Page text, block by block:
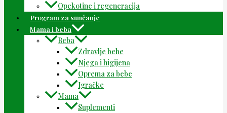
Opekotine i regeneracija
Program za sunčanje
Mama i beba
Beba
Zdravlje bebe
Njega i higijena
Oprema za bebe
Igračke
Mama
Suplementi